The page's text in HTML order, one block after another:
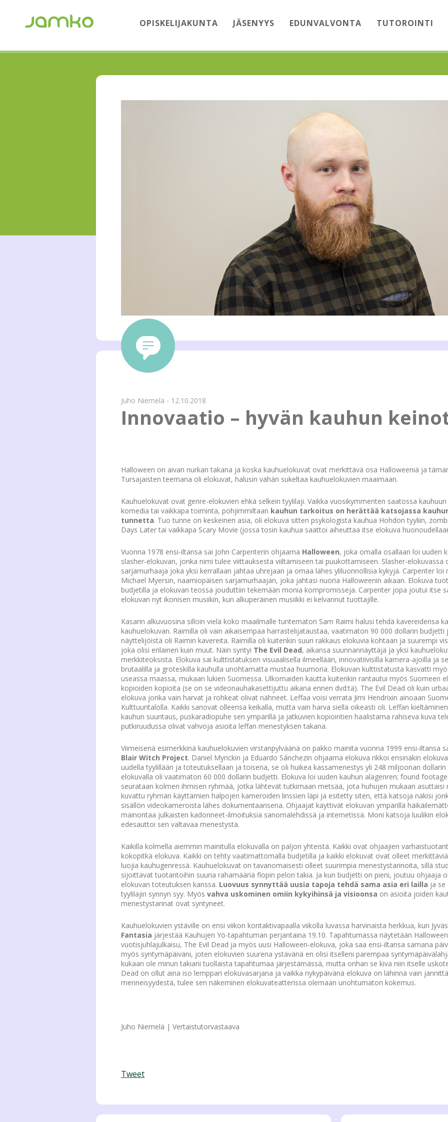
OPISKELIJAKUNTA JÄSENYYS EDUNVALVONTA TUTOROINTI
Juho Niemelä - 12.10.2018
Innovaatio – hyvän kauhun
Halloween on aivan nurkan takana ja koska kauhuelokuvat ovat merkittävä osa Halloweeniä ja
Tursajaisten teemana oli elokuvat, halusin vähän sukeltaa kauhuelokuvien maaimaan.
Kauhuelokuvat ovat genre-elokuvien ehkä selkein tyylilaji. Vaikka vuosikymmenten saatossa
komedia tai vaikkapa toiminta, pohjimmiltaan kauhun tarkoitus on herättää katsojassa
tunnetta. Tuo tunne on keskeinen asia, oli elokuva sitten psykologista kauhua Hohdon tyyliin,
Days Later tai vaikkapa Scary Movie (jossa tosin kauhua saattoi aiheuttaa itse elokuva
Vuonna 1978 ensi-iltansa sai John Carpenterin ohjaama Halloween, joka omalla osallaan loi uuden
slasher-elokuvan, jonka nimi tulee viittauksesta viiltämiseen tai puukottamiseen. Slasher-elokuvassa
sarjamurhaaja joka yksi kerrallaan jahtaa uhrejaan ja omaa lähes yliluonnollisia kykyjä. Carpenter loi
Michael Myersin, naamiopäisen sarjamurhaajan, joka jahtasi nuoria Halloweenin aikaan. Elokuva
budjetilla ja elokuvan teossa jouduttiin tekemään monia kompromisseja. Carpenter jopa joutui itse
elokuvan nyt ikonisen musiikin, kun alkuperäinen musiikki ei kelvannut tuottajille.
Kasarin alkuvuosina silloin vielä koko maailmalle tuntematon Sam Raimi halusi tehdä kavereidensa
kauhuelokuvan. Raimilla oli vain aikaisempaa harrastelijataustaa, vaatimaton 90 000 dollarin budjetti
näyttelijöistä oli Raimin kavereita. Raimilla oli kuitenkin suuri rakkaus elokuvia kohtaan ja suurempi
joka olisi erilainen kuin muut. Näin syntyi The Evil Dead, aikansa suunnannäyttäjä ja yksi
merkkiteoksista. Elokuva sai kulttistatuksen visuaalisella ilmeellään, innovatiivisilla kamera-ajoilla ja
brutaalilla ja groteskilla kauhulla unohtamatta mustaa huumoria. Elokuvan kulttistatusta kasvatti
useassa maassa, mukaan lukien Suomessa. Ulkomaiden kautta kuitenkin rantautui myös Suomeen
kopioiden kopioita (se on se videonauhakasettijuttu aikana ennen dvd:tä). The Evil Dead oli kuin
elokuva jonka vain harvat ja rohkeat olivat nähneet. Leffaa voisi verrata Jimi Hendrixin ainoaan
Kulttuuritalolla. Kaikki sanovat olleensa keikalla, mutta vain harva siellä oikeasti oli. Leffan
kauhun suuntaus, puskaradiopuhe sen ympärillä ja jatkuvien kopiointien haalistama rahiseva kuva
putkiruudussa olivat vahvoja asioita leffan menestyksen takana.
Viimeisenä esimerkkinä kauhuelokuvien virstanpylväänä on pakko mainita vuonna 1999 ensi-iltansa
Blair Witch Project. Daniel Myrickin ja Eduardo Sánchezin ohjaama elokuva rikkoi ensinäkin
uudella tyylillään ja toteutuksellaan ja toisena, se oli huikea kassamenestys yli 248 miljoonan
elokuvalla oli vaatimaton 60 000 dollarin budjetti. Elokuva loi uuden kauhun alagenren; found
seurataan kolmen ihmisen ryhmää, jotka lähtevät tutkimaan metsää, jota huhujen mukaan asuttaisi
kuvattu ryhmän käyttämien halpojen kameroiden linssien läpi ja esitetty siten, että katsoja näkisi
sisällön videokameroista lähes dokumentaarisena. Ohjaajat käyttivät elokuvan ympärillä
mainontaa julkaisten kadonneet-ilmoituksia sanomalehdissä ja internetissä. Moni katsoja luulikin
edesauttoi sen valtavaa menestystä.
Kaikilla kolmella aiemmin mainitulla elokuvalla on paljon yhteistä. Kaikki ovat ohjaajien
kokopitkä elokuva. Kaikki on tehty vaatimattomalla budjetilla ja kaikki elokuvat ovat olleet
luojia kauhugenressä. Kauhuelokuvat on tavanomaisesti olleet suurimpia menestystarinoita, sillä
sijoittavat tuotantoihin suuria rahamääriä flopin pelon takia. Ja kun budjetti on pieni, joutuu ohjaaja
elokuvan toteutuksen kanssa. Luovuus synnyttää uusia tapoja tehdä sama asia eri lailla ja se
tyylilajin synnyn syy. Myös vahva uskominen omiin kykyihinsä ja visioonsa on asioita joiden
menestystarinat ovat syntyneet.
Kauhuelokuvien ystäville on ensi viikon kontaktivapaalla viikolla luvassa harvinaista herkkua, kun
Fantasia järjestää Kauhujen Yö-tapahtuman perjantaina 19.10. Tapahtumassa näytetään
vuotisjuhlajulkaisu, The Evil Dead ja myös uusi Halloween-elokuva, joka saa ensi-iltansa samana
myös syntymäpäiväni, joten elokuvien suurena ystävänä en olisi itselleni parempaa
kukaan ole minun takiani tuollaista tapahtumaa järjestämässä, mutta onhan se kiva niin itselle
Dead on ollut aina iso lemppari elokuvasarjana ja vaikka nykypäivänä elokuva on lähinnä vain
menneisyydestä, tulee sen näkeminen elokuvateatterissa olemaan unohtumaton kokemus.
Juho Niemelä | Vertaistutorvastaava
Tweet